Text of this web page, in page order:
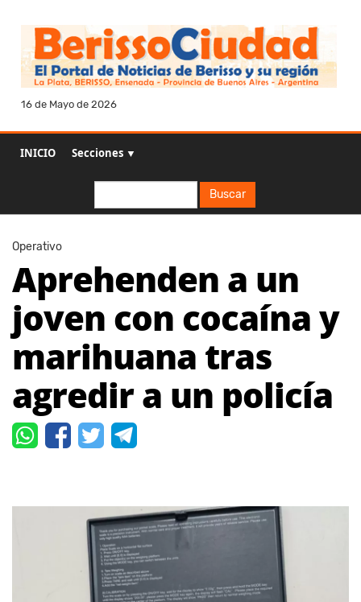
16 de Mayo de 2026
INICIO Secciones ▼
Buscar
Operativo
Aprehenden a un
joven con cocaína y
marihuana tras
agredir a un policía